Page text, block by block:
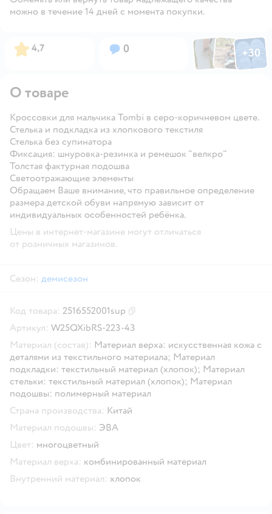
можно в течение 14 дней с момента покупки.
Рейтинг:
4,7 Вопросов:
0 ФотоФотоФото
+30
Открыть
О товаре
Кроссовки для мальчика Tombi в серо-коричневом цвете.
Стелька и подкладка из хлопкового текстиля
Стелька без супинатора
Фиксация: шнуровка-резинка и ремешок "велкро"
Толстая фактурная подошва
Светоотражающие элементы
Обращаем Ваше внимание, что правильное определение
размера детской обуви напрямую зависит от
индивидуальных особенностей ребёнка.
Цены в интернет-магазине могут отличаться
от розничных магазинов.
Сезон: демисезон
Код товара: 2516552001sup
Артикул: W25QXibRS-223-43
Материал (состав): Материал верха: искусственная кожа с
деталями из текстильного материала; Материал
подкладки: текстильный материал (хлопок); Материал
стельки: текстильный материал (хлопок); Материал
подошвы: полимерный материал
Страна производства: Китай
Материал подошвы: ЭВА
Цвет: многоцветный
Материал верха: комбинированный материал
Внутренний материал: хлопок